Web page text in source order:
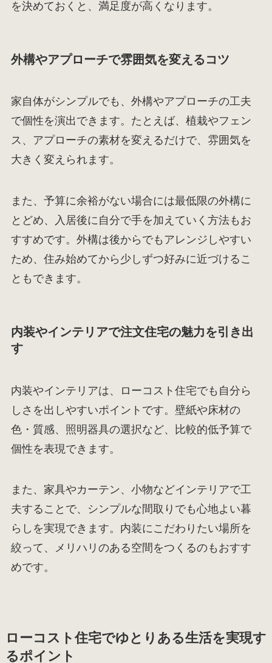
を決めておくと、満足度が高くなります。
外構やアプローチで雰囲気を変えるコツ
家自体がシンプルでも、外構やアプローチの工夫
で個性を演出できます。たとえば、植栽やフェン
ス、アプローチの素材を変えるだけで、雰囲気を
大きく変えられます。
また、予算に余裕がない場合には最低限の外構に
とどめ、入居後に自分で手を加えていく方法もお
すすめです。外構は後からでもアレンジしやすい
ため、住み始めてから少しずつ好みに近づけるこ
ともできます。
内装やインテリアで注文住宅の魅力を引き出
す
内装やインテリアは、ローコスト住宅でも自分ら
しさを出しやすいポイントです。壁紙や床材の
色・質感、照明器具の選択など、比較的低予算で
個性を表現できます。
また、家具やカーテン、小物などインテリアで工
夫することで、シンプルな間取りでも心地よい暮
らしを実現できます。内装にこだわりたい場所を
絞って、メリハリのある空間をつくるのもおすす
めです。
ローコスト住宅でゆとりある生活を実現す
るポイント